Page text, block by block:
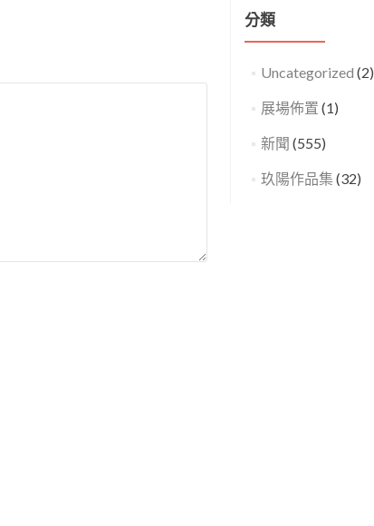
分類
Uncategorized (2)
展場佈置 (1)
新聞 (555)
玖陽作品集 (32)